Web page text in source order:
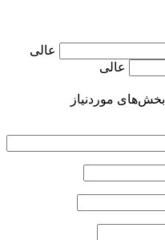
عالی
عالی
بخش‌های موردنیاز